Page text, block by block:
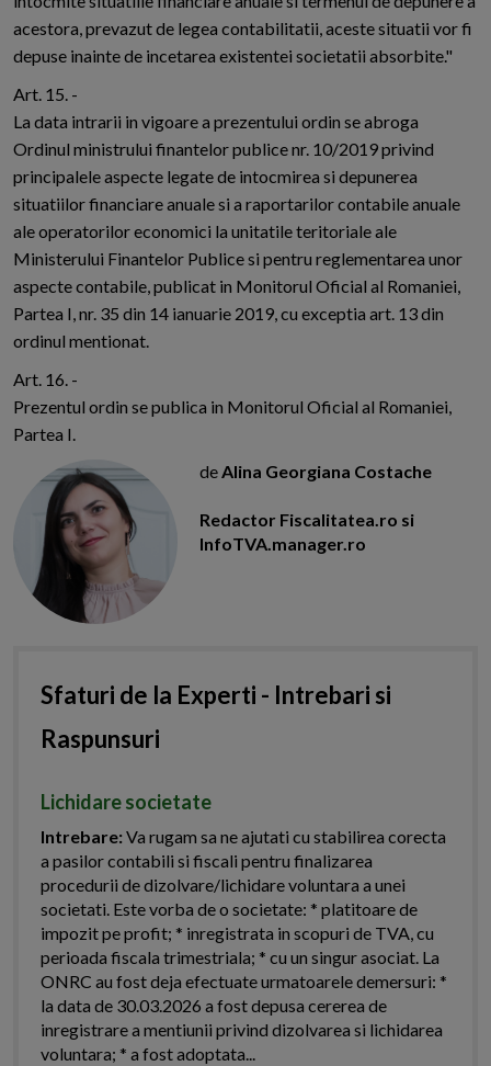
acestora, prevazut de legea contabilitatii, aceste situatii vor fi
depuse inainte de incetarea existentei societatii absorbite."
Art. 15. -
La data intrarii in vigoare a prezentului ordin se abroga
Ordinul ministrului finantelor publice nr. 10/2019 privind
principalele aspecte legate de intocmirea si depunerea
situatiilor financiare anuale si a raportarilor contabile anuale
ale operatorilor economici la unitatile teritoriale ale
Ministerului Finantelor Publice si pentru reglementarea unor
aspecte contabile, publicat in Monitorul Oficial al Romaniei,
Partea I, nr. 35 din 14 ianuarie 2019, cu exceptia art. 13 din
ordinul mentionat.
Art. 16. -
Prezentul ordin se publica in Monitorul Oficial al Romaniei,
Partea I.
deAlina Georgiana Costache
Redactor Fiscalitatea.ro si
InfoTVA.manager.ro
Sfaturi de la Experti - Intrebari si
Raspunsuri
Lichidare societate
Intrebare:Va rugam sa ne ajutati cu stabilirea corecta
a pasilor contabili si fiscali pentru finalizarea
procedurii de dizolvare/lichidare voluntara a unei
societati. Este vorba de o societate: * platitoare de
impozit pe profit; * inregistrata in scopuri de TVA, cu
perioada fiscala trimestriala; * cu un singur asociat. La
ONRC au fost deja efectuate urmatoarele demersuri: *
la data de 30.03.2026 a fost depusa cererea de
inregistrare a mentiunii privind dizolvarea si lichidarea
voluntara; * a fost adoptata...